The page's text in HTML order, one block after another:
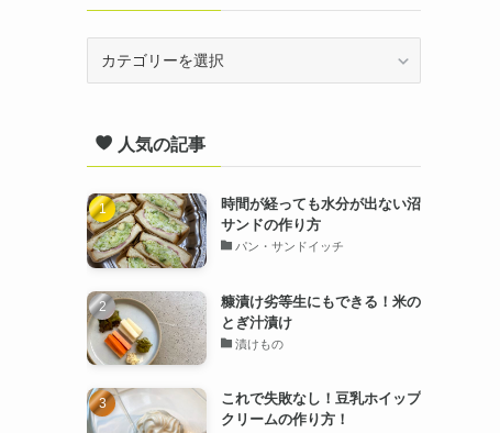
ブ
リ
ー
人気の記事
時間が経っても水分が出ない沼
サンドの作り方
パン・サンドイッチ
糠漬け劣等生にもできる！米の
とぎ汁漬け
漬けもの
これで失敗なし！豆乳ホイップ
クリームの作り方！